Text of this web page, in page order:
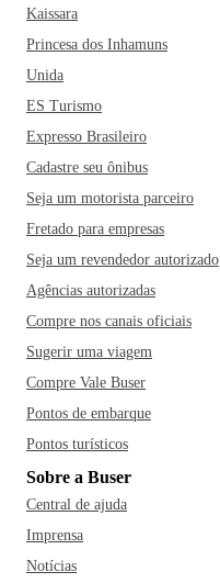
Kaissara
Princesa dos Inhamuns
Unida
ES Turismo
Expresso Brasileiro
Cadastre seu ônibus
Seja um motorista parceiro
Fretado para empresas
Seja um revendedor autorizado
Agências autorizadas
Compre nos canais oficiais
Sugerir uma viagem
Compre Vale Buser
Pontos de embarque
Pontos turísticos
Sobre a Buser
Central de ajuda
Imprensa
Notícias